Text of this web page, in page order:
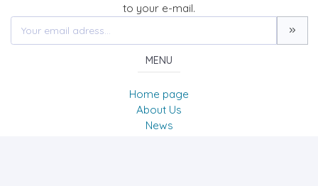
to your e-mail.
MENU
Home page
About Us
News